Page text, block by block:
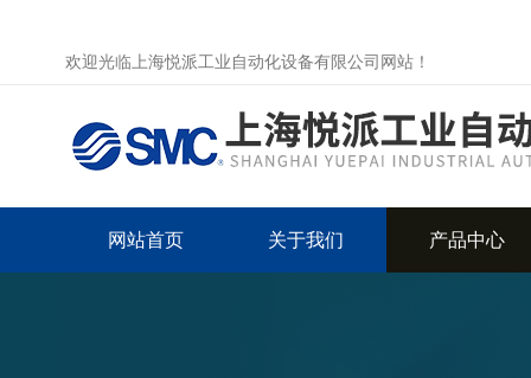
欢迎光临上海悦派工业自动化设备有限公司网站！
网站首页 关于我们 产品中心